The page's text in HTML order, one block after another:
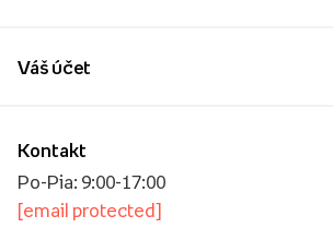
Kontakt
Po-Pia: 9:00-17:00
[email protected]
Váš účet